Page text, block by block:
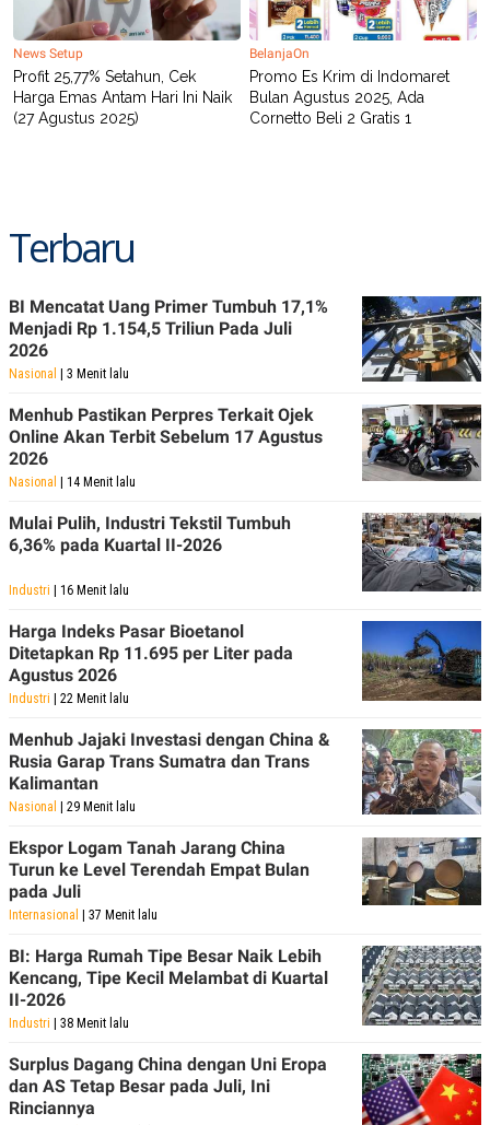
K
E
M
E
N
T
V
E
T
A
R
I
KANAL
P
U
A
T
D
T
A
I
M
G
E
S
K
O
N
T
A
T
V
L
I
P
S
U
JARINGAN
O
N
T
N
A
C
A
D
Y
R
E
S
R
E
L
E
A
.
I
D
News Setup
Profit 25,77% Setahun, Cek
Harga Emas Antam Hari Ini Naik
(27 Agustus 2025)
BelanjaOn
Promo Es Krim di Indomaret
Bulan Agustus 2025, Ada
Cornetto Beli 2 Gratis 1
Terbaru
BI Mencatat Uang Primer Tumbuh 17,1%
Menjadi Rp 1.154,5 Triliun Pada Juli
2026
Nasional | 3 Menit lalu
Menhub Pastikan Perpres Terkait Ojek
Online Akan Terbit Sebelum 17 Agustus
2026
Nasional | 14 Menit lalu
Mulai Pulih, Industri Tekstil Tumbuh
6,36% pada Kuartal II-2026
Industri | 16 Menit lalu
Harga Indeks Pasar Bioetanol
Ditetapkan Rp 11.695 per Liter pada
Agustus 2026
Industri | 22 Menit lalu
Menhub Jajaki Investasi dengan China &
Rusia Garap Trans Sumatra dan Trans
Kalimantan
Nasional | 29 Menit lalu
Ekspor Logam Tanah Jarang China
Turun ke Level Terendah Empat Bulan
pada Juli
Internasional | 37 Menit lalu
BI: Harga Rumah Tipe Besar Naik Lebih
Kencang, Tipe Kecil Melambat di Kuartal
II-2026
Industri | 38 Menit lalu
Surplus Dagang China dengan Uni Eropa
dan AS Tetap Besar pada Juli, Ini
Rinciannya